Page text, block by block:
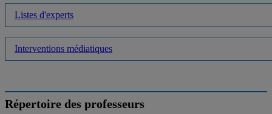
Listes d'experts
Interventions médiatiques
Répertoire des professeurs